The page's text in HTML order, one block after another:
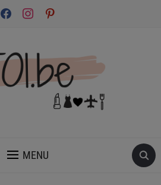
facebookinstagrampinterest
MENU